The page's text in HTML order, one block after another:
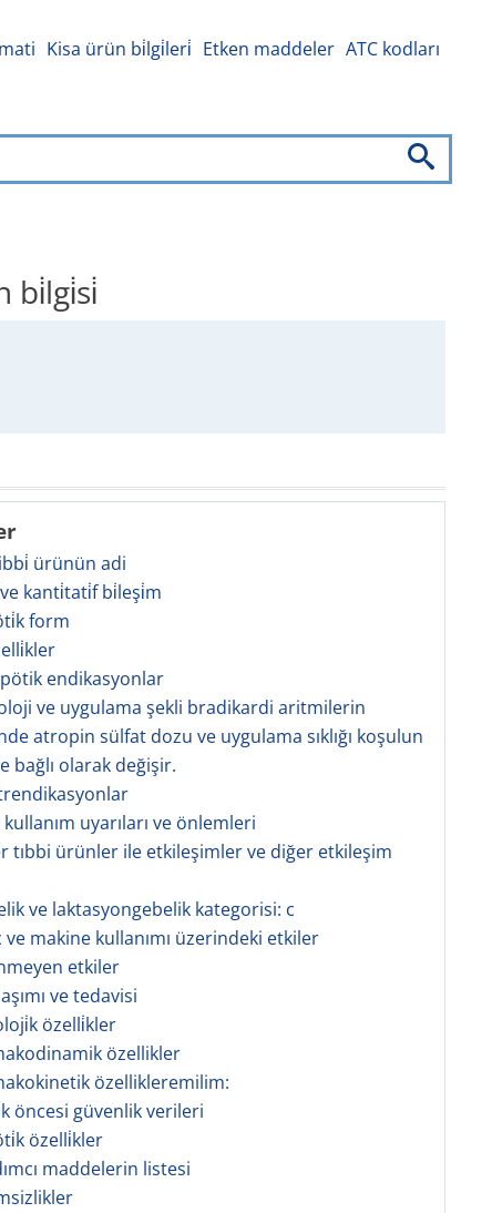
Kisa ürün bi̇lgi̇leri̇ Etken maddeler ATC kodları
bi̇lgi̇si̇
ürünün adi
kanti̇tati̇f bi̇leşi̇m
form
endikasyonlar
ve uygulama şekli bradikardi aritmilerin
atropin sülfat dozu ve uygulama sıklığı koşulun
bağlı olarak değişir.
uyarıları ve önlemleri
tıbbi ürünler ile etkileşimler ve diğer etkileşim
ve laktasyongebelik kategorisi: c
ve makine kullanımı üzerindeki etkiler
etkiler
ve tedavisi
özelli̇kler
özellikler
özellikleremilim:
öncesi güvenlik verileri
özelli̇kler
maddelerin listesi